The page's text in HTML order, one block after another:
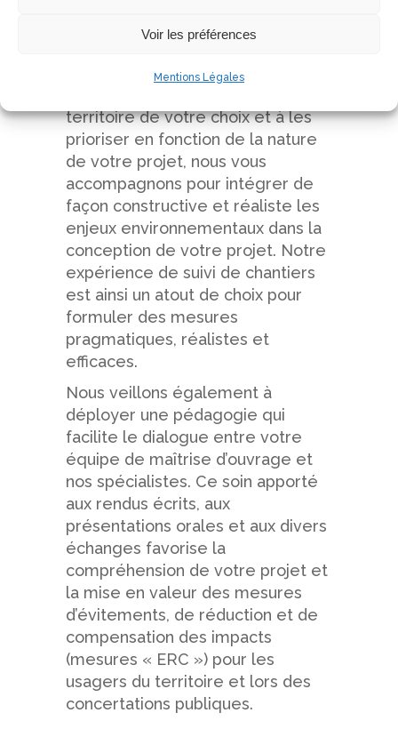
Voir les préférences
Mentions Légales
Au-delà de notre capacité à
territoire de votre choix et à les
prioriser en fonction de la nature
de votre projet, nous vous
accompagnons pour intégrer de
façon constructive et réaliste les
enjeux environnementaux dans la
conception de votre projet. Notre
expérience de suivi de chantiers
est ainsi un atout de choix pour
formuler des mesures
pragmatiques, réalistes et
efficaces.
Nous veillons également à
déployer une pédagogie qui
facilite le dialogue entre votre
équipe de maîtrise d’ouvrage et
nos spécialistes. Ce soin apporté
aux rendus écrits, aux
présentations orales et aux divers
échanges favorise la
compréhension de votre projet et
la mise en valeur des mesures
d’évitements, de réduction et de
compensation des impacts
(mesures « ERC ») pour les
usagers du territoire et lors des
concertations publiques.